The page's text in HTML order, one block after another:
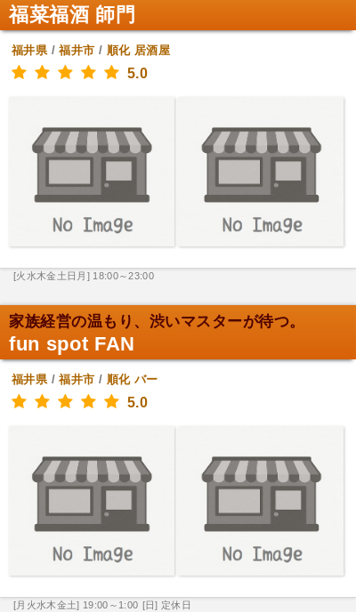
福菜福酒 師門
福井県/福井市 / 順化 居酒屋
5.0
[火水木金土日月] 18:00～23:00
家族経営の温もり、渋いマスターが待つ。
fun spot FAN
福井県/福井市 / 順化 バー
5.0
[月火水木金土] 19:00～1:00 [日] 定休日